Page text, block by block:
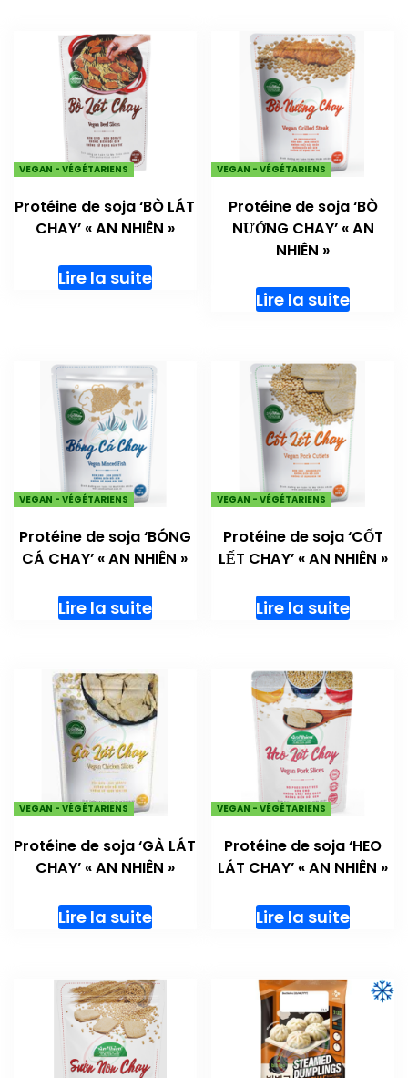
VEGAN - VÉGÉTARIENS
Protéine de soja ‘BÒ LÁT
CHAY’ « AN NHIÊN »
Lire la suite
VEGAN - VÉGÉTARIENS
Protéine de soja ‘BÒ
NƯỚNG CHAY’ « AN
NHIÊN »
Lire la suite
VEGAN - VÉGÉTARIENS
Protéine de soja ‘BÓNG
CÁ CHAY’ « AN NHIÊN »
Lire la suite
VEGAN - VÉGÉTARIENS
Protéine de soja ‘CỐT
LẾT CHAY’ « AN NHIÊN »
Lire la suite
VEGAN - VÉGÉTARIENS
Protéine de soja ‘GÀ LÁT
CHAY’ « AN NHIÊN »
Lire la suite
VEGAN - VÉGÉTARIENS
Protéine de soja ‘HEO
LÁT CHAY’ « AN NHIÊN »
Lire la suite